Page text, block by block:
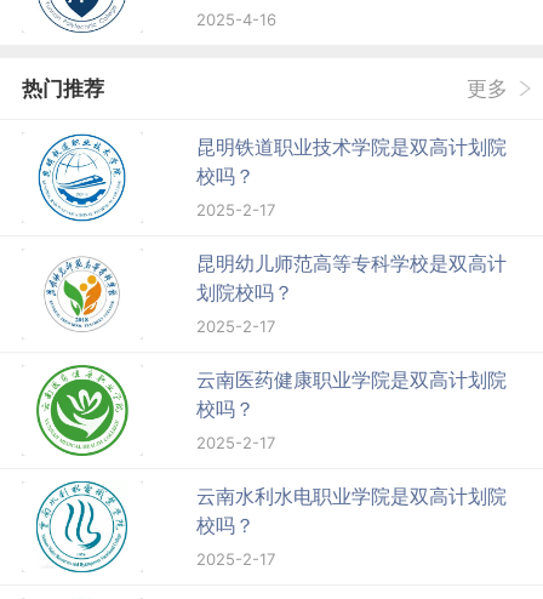
2025-4-16
热门推荐 更多
昆明铁道职业技术学院是双高计划院
校吗？
2025-2-17
昆明幼儿师范高等专科学校是双高计
划院校吗？
2025-2-17
云南医药健康职业学院是双高计划院
校吗？
2025-2-17
云南水利水电职业学院是双高计划院
校吗？
2025-2-17